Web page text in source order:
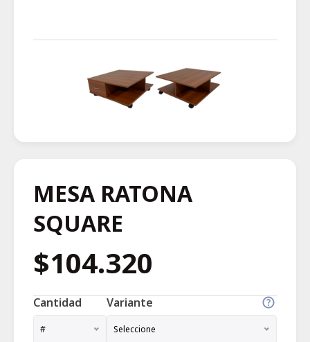
MESA RATONA
SQUARE
$104.320
Variante
Seleccione
Cantidad
#